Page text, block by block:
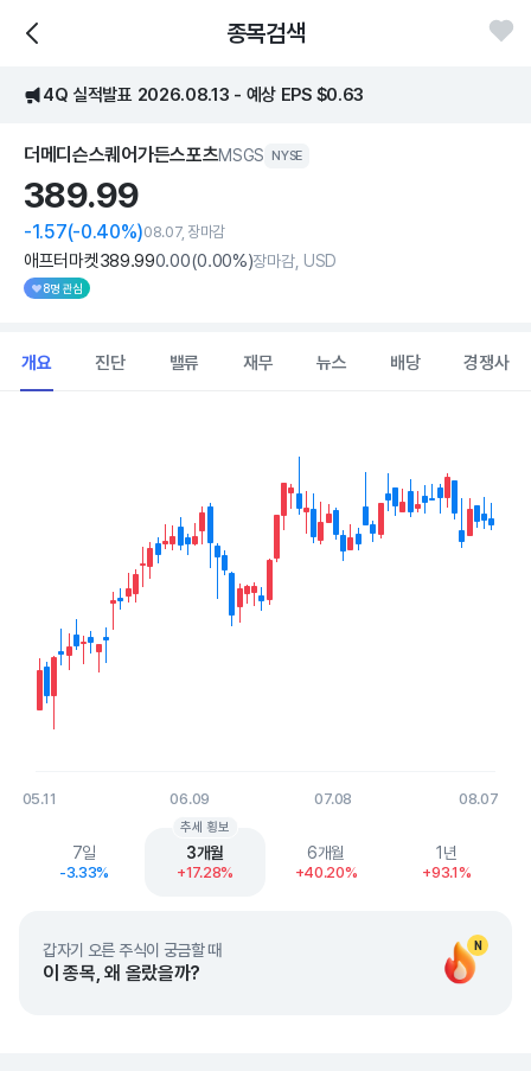
종목검색
4Q 실적발표 2026.08.13 - 예상 EPS $0.63
더메디슨스퀘어가든스포츠MSGS NYSE
389.99
-1.57(-0.40%)08.07, 장마감
애프터마켓389.990.00(0.00%)장마감, USD
8명 관심
개요 진단 밸류 재무 뉴스 배당 경쟁사
The chart has 1 X axis displaying Time. Data ranges from
The chart has 1 Y axis displaying values. Data ranges from 325.5
05.11 06.09 07.08 08.07
End of interactive chart.
7일
-3.33%
3개월
+17.28%
추세 횡보
6개월
+40.20%
1년
+93.1%
N
갑자기 오른 주식이 궁금할 때
이 종목, 왜 올랐을까?